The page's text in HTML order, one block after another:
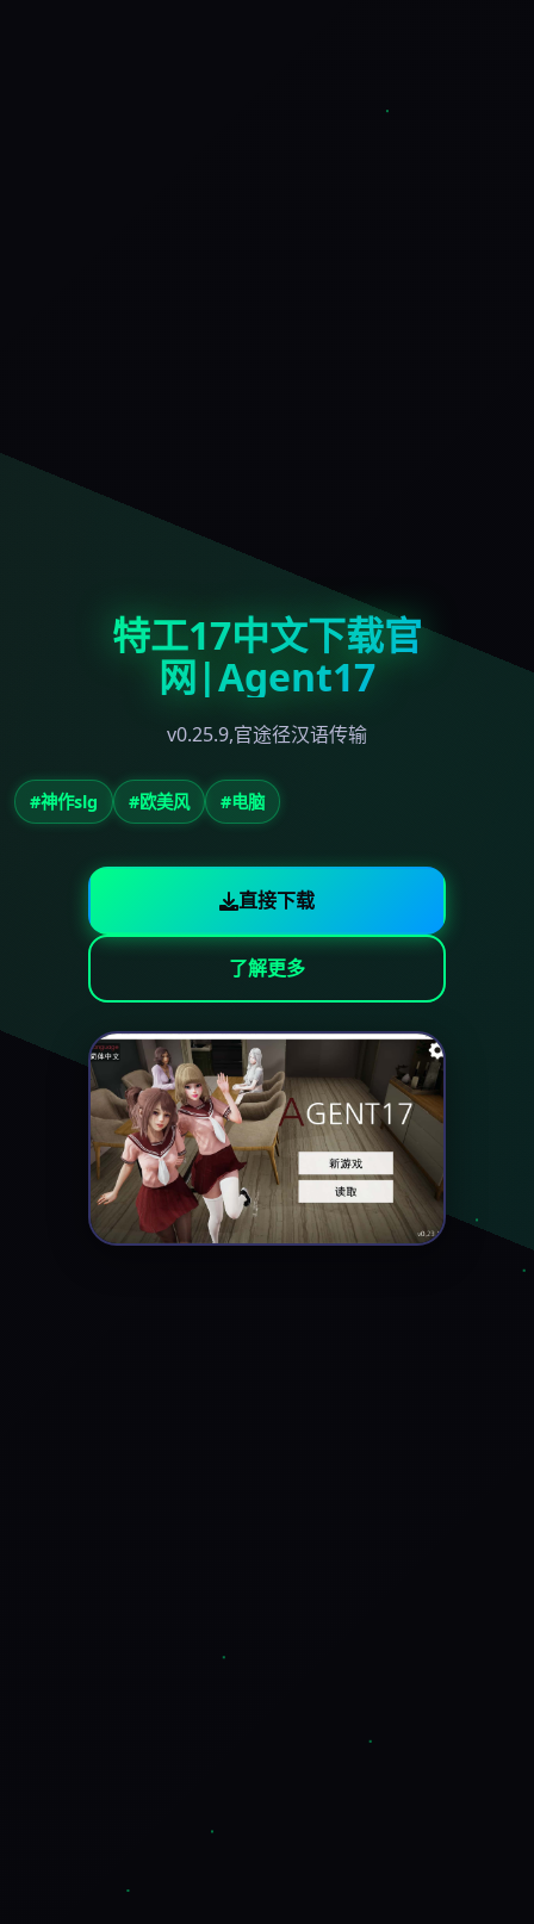
特工17中文下载官
网|Agent17
v0.25.9,官途径汉语传输
#神作slg #欧美风 #电脑
直接下载
了解更多